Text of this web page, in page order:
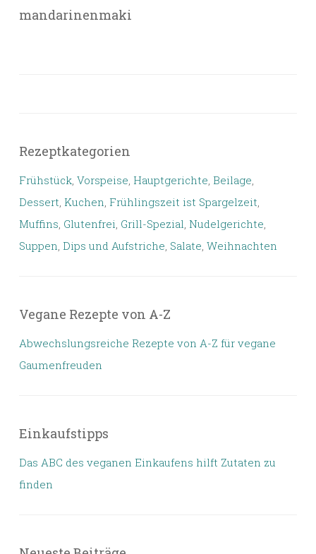
mandarinenmaki
Rezeptkategorien
Frühstück, Vorspeise, Hauptgerichte, Beilage,
Dessert, Kuchen, Frühlingszeit ist Spargelzeit,
Muffins, Glutenfrei, Grill-Spezial, Nudelgerichte,
Suppen, Dips und Aufstriche, Salate, Weihnachten
Vegane Rezepte von A-Z
Abwechslungsreiche Rezepte von A-Z für vegane
Gaumenfreuden
Einkaufstipps
Das ABC des veganen Einkaufens hilft Zutaten zu
finden